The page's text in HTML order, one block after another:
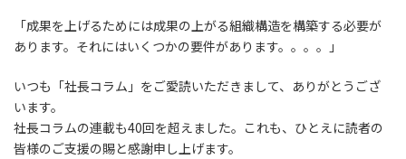
「成果を上げるためには成果の上がる組織構造を構築する必要が
あります。それにはいくつかの要件があります。。。。」
いつも「社長コラム」をご愛読いただきまして、ありがとうござ
います。
社長コラムの連載も40回を超えました。これも、ひとえに読者の
皆様のご支援の賜と感謝申し上げます。